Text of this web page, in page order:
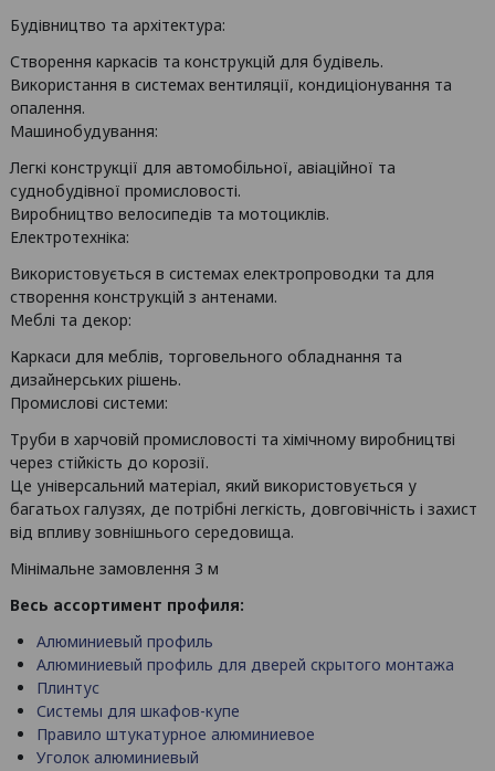
Будівництво та архітектура:
Створення каркасів та конструкцій для будівель.
Використання в системах вентиляції, кондиціонування та
опалення.
Машинобудування:
Легкі конструкції для автомобільної, авіаційної та
суднобудівної промисловості.
Виробництво велосипедів та мотоциклів.
Електротехніка:
Використовується в системах електропроводки та для
створення конструкцій з антенами.
Меблі та декор:
Каркаси для меблів, торговельного обладнання та
дизайнерських рішень.
Промислові системи:
Труби в харчовій промисловості та хімічному виробництві
через стійкість до корозії.
Це універсальний матеріал, який використовується у
багатьох галузях, де потрібні легкість, довговічність і захист
від впливу зовнішнього середовища.
Мінімальне замовлення 3 м
Весь ассортимент профиля:
Алюминиевый профиль
Алюминиевый профиль для дверей скрытого монтажа
Плинтус
Системы для шкафов-купе
Правило штукатурное алюминиевое
Уголок алюминиевый